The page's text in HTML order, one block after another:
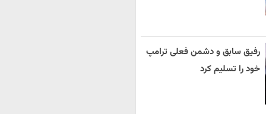
رفیق سابق و دشمن فعلی ترامپ
خود را تسلیم کرد